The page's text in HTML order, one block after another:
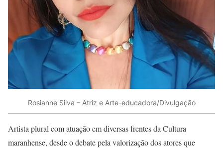
Rosianne Silva – Atriz e Arte-educadora/Divulgação
Artista plural com atuação em diversas frentes da Cultura
maranhense, desde o debate pela valorização dos atores que